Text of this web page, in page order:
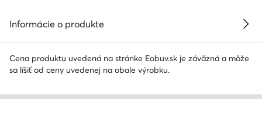
Informácie o produkte
Cena produktu uvedená na stránke Eobuv.sk je záväzná a môže
sa líšiť od ceny uvedenej na obale výrobku.